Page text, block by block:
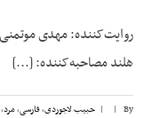
هلند مصاحبه‌کننده: [...]
By
|
| حبیب لاجوردی,فارسی,مرد,